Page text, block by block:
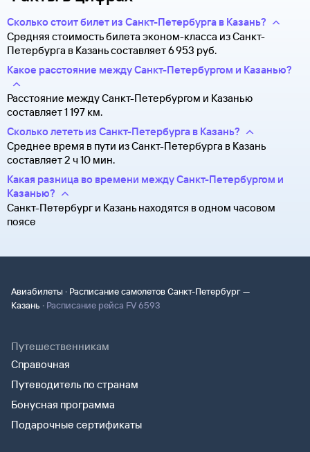
Сколько стоит билет из Санкт-Петербурга в Казань?
Средняя стоимость билета эконом-класса из Санкт-
Петербурга в Казань составляет 6 ⁠953 руб.
Какое расстояние между Санкт-Петербургом и Казанью?
Расстояние между Санкт-Петербургом и Казанью
составляет 1 197 км.
Сколько лететь из Санкт-Петербурга в Казань?
Среднее время в пути из Санкт-Петербурга в Казань
составляет 2 ч 10 мин.
Какая разница во времени между Санкт-Петербургом и
Казанью?
Санкт-Петербург и Казань находятся в одном часовом
поясе
Авиабилеты · Расписание самолетов Санкт-Петербург —
Казань · Расписание рейса FV 6593
Путешественникам
Справочная
Путеводитель по странам
Бонусная программа
Подарочные сертификаты